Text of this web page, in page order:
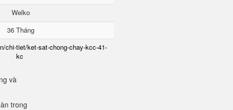
Welko
36 Tháng
chi-tiet/ket-sat-chong-chay-kcc-41-
kc
và
trong